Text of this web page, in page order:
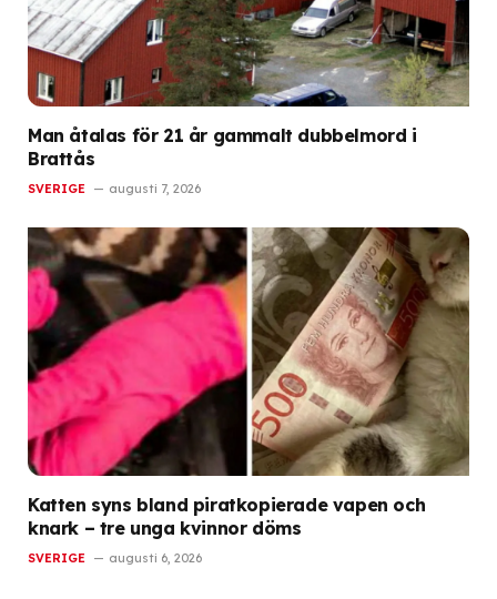
Man åtalas för 21 år gammalt dubbelmord i
Brattås
SVERIGE augusti 7, 2026
Katten syns bland piratkopierade vapen och
knark – tre unga kvinnor döms
SVERIGE augusti 6, 2026